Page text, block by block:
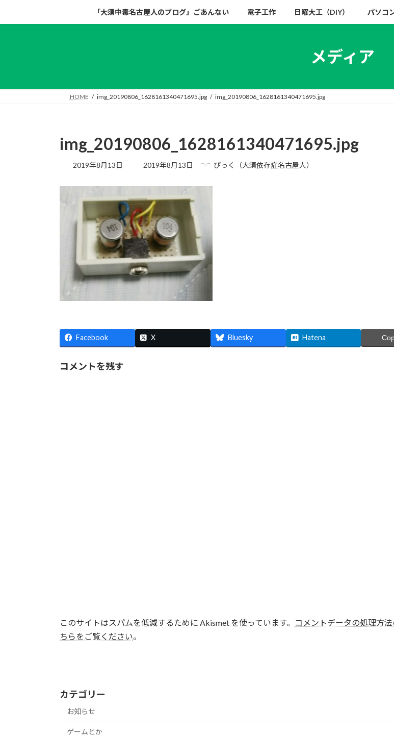
キ
に
「大須中毒名古屋人のブログ」ごあんない 電子工作 日曜大工（DIY） パソコ
メディア
HOME img_20190806_1628161340471695.jpg img_20190806_1628161340471695.jpg
img_20190806_1628161340471695.jpg
2019年8月13日
最
更
日
時
:
2019年8月13日 ぴっく（大須依存症名古屋人）
Facebook X Bluesky Hatena
コメントを残す
このサイトはスパムを低減するために Akismet を使っています。
コメントデータの処理方
ちらをご覧ください。
カテゴリー
お知らせ
ゲームとか